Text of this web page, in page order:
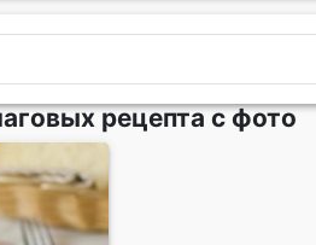
рецепта с фото